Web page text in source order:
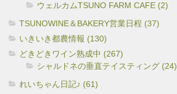
ウェルカムTSUNO FARM CAFE (2)
TSUNOWINE＆BAKERY営業日程 (37)
いきいき都農情報 (130)
どきどきワイン熟成中 (267)
シャルドネの垂直テイスティング (24)
れいちゃん日記♪ (61)